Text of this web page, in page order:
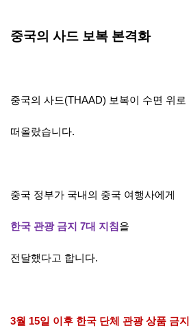
중국의 사드 보복 본격화
중국의 사드(THAAD) 보복이 수면 위로
떠올랐습니다.
중국 정부가 국내의 중국 여행사에 게
한국 관광 금지 7대 지침을
전달했다고 합니다.
3월 15일 이후 한국 단체 관광 상품 금지